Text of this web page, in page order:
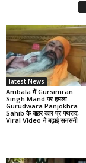
latest News
Ambala में Gursimran
Singh Mand पर हमला:
Gurudwara Panjokhra
Sahib के बाहर कार पर पथराव,
Viral Video ने बढ़ाई सनसनी